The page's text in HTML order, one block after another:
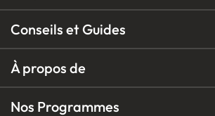
Conseils et Guides
À propos de
Nos Programmes